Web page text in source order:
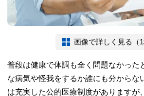
画像で詳しく見る（1
普段は健康で体調も全く問題なかった
な病気や怪我をするか誰にも分からな
は充実した公的医療制度がありますが